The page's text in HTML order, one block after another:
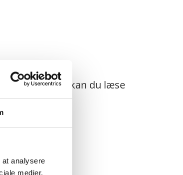
analysere
medier,
Derudover kan du læse